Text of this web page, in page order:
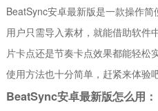
BeatSync安卓最新版是一款操作简
用户只需导入素材，就能借助软
片卡点还是节奏卡点效果都能轻松
使用方法也十分简单，赶紧来体验
BeatSync安卓最新版怎么用：